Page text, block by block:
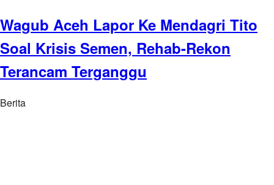
Wagub Aceh Lapor Ke Mendagri Tito
Soal Krisis Semen, Rehab-Rekon
Terancam Terganggu
Berita